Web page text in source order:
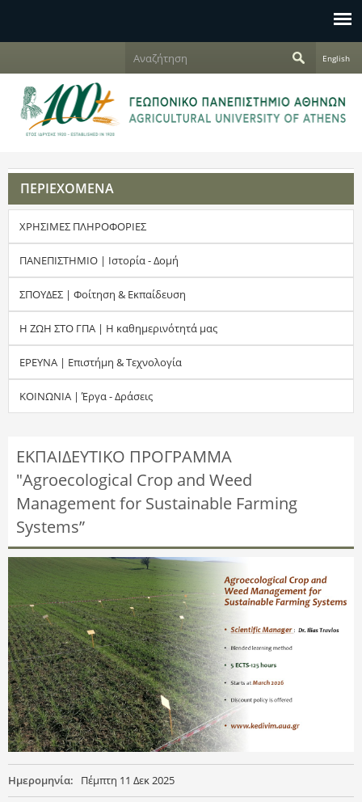
Φ
ό
μ
α
α
ν
α
ζ
ή
τ
σ
η
ς
ζ
ή
τ
η
English
ΠΕΡΙΕΧΟΜΕΝΑ
ΧΡΗΣΙΜΕΣ ΠΛΗΡΟΦΟΡΙΕΣ
ΠΑΝΕΠΙΣΤΗΜΙΟ | Ιστορία - Δομή
ΣΠΟΥΔΕΣ | Φοίτηση & Εκπαίδευση
Η ΖΩΗ ΣΤΟ ΓΠΑ | Η καθημερινότητά μας
ΕΡΕΥΝΑ | Επιστήμη & Τεχνολογία
ΚΟΙΝΩΝΙΑ | Έργα - Δράσεις
ΕΚΠΑΙΔΕΥΤΙΚΟ ΠΡΟΓΡΑΜΜΑ
"Agroecological Crop and Weed
Management for Sustainable Farming
Systems”
Ημερομηνία: Πέμπτη 11 Δεκ 2025